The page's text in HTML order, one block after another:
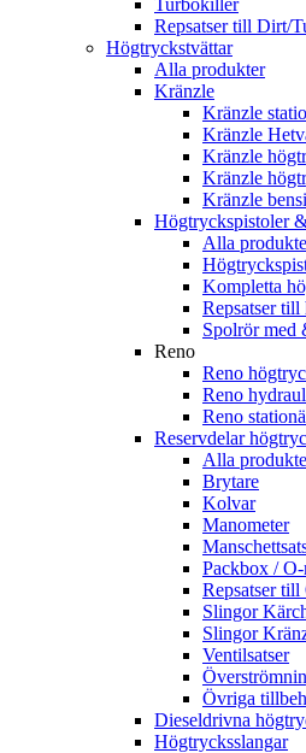
Turbokiller
Repsatser till Dirt/
Högtryckstvättar
Alla produkter
Kränzle
Kränzle
Kränzle
Kränzle
Kränzle
Kränzle
Högtryckspistoler
Alla
Kompletta
Repsatser
Spolrör med
Reno
Reno
Reno
Reno
Reservdelar
Alla
Brytare
Kolvar
Manometer
Packbox /
Repsatser
Slingor
Slingor
Ventilsatser
Övriga
Dieseldrivna
Högtrycksslangar